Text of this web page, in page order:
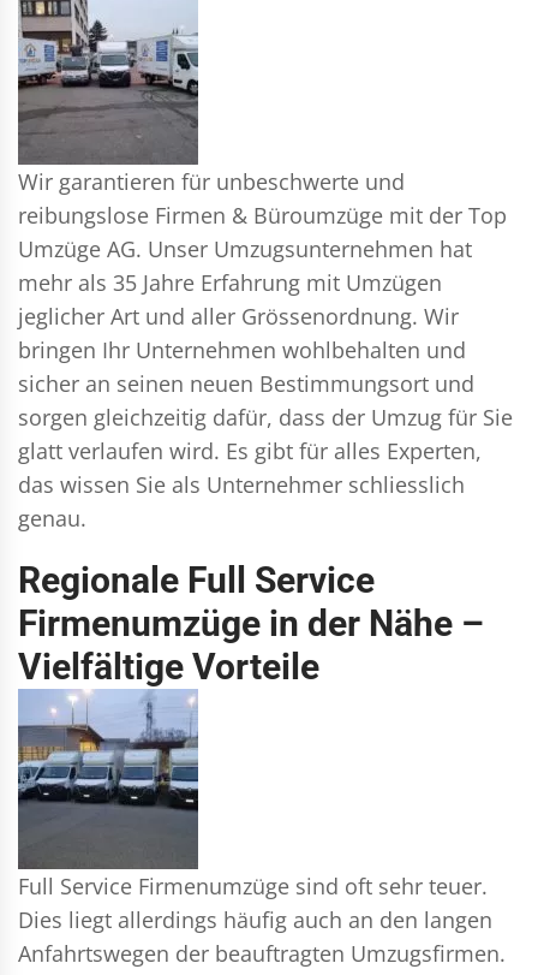
Wir garantieren für unbeschwerte und
reibungslose Firmen & Büroumzüge mit der Top
Umzüge AG. Unser Umzugsunternehmen hat
mehr als 35 Jahre Erfahrung mit Umzügen
jeglicher Art und aller Grössenordnung. Wir
bringen Ihr Unternehmen wohlbehalten und
sicher an seinen neuen Bestimmungsort und
sorgen gleichzeitig dafür, dass der Umzug für Sie
glatt verlaufen wird. Es gibt für alles Experten,
das wissen Sie als Unternehmer schliesslich
genau.
Regionale Full Service
Firmenumzüge in der Nähe –
Vielfältige Vorteile
Full Service Firmenumzüge sind oft sehr teuer.
Dies liegt allerdings häufig auch an den langen
Anfahrtswegen der beauftragten Umzugsfirmen.